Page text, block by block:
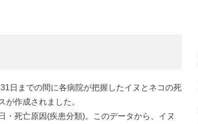
日までの間に各病院が把握したイヌとネコの死
作成されました。
死亡原因(疾患分類)。このデータから、イヌ